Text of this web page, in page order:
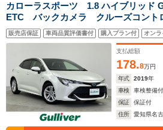
カローラスポーツ 1.8 ハイブリッ
ETC バックカメラ クルーズコント
ープアシスト オートマチックハイ
ホイール コーナーセンサー LEDオ
ンカー付き電格ミラー 衝突軽減
販売店保証 車両品質評価書付 購入プラン付 オン
支払総額
178.8万円
年式
2019年
車検
車検整備付
保証
保証付
住所
愛知県名